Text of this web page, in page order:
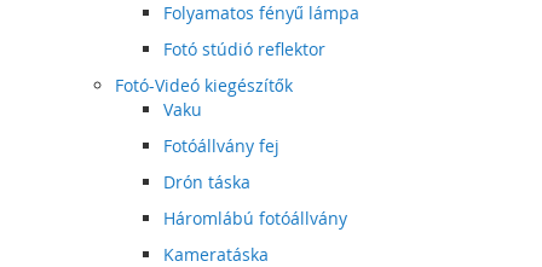
Folyamatos fényű lámpa
Fotó stúdió reflektor
Fotó-Videó kiegészítők
Vaku
Fotóállvány fej
Drón táska
Háromlábú fotóállvány
Kameratáska